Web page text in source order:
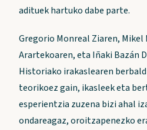
adituek hartuko dabe parte.
Gregorio Monreal Ziaren, Mikel
Arartekoaren, eta Iñaki Bazán
Historiako irakaslearen
teorikoez gain, ikasleek eta
esperientzia zuzena bizi ahal
ondareagaz, oroitzapenezko